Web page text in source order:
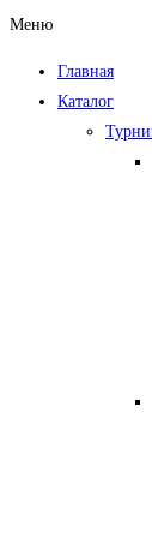
Меню
Главная
Каталог